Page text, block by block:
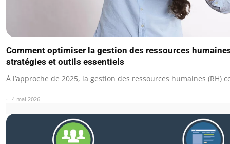
Comment optimiser la gestion des ressources
stratégies et outils essentiels
À l’approche de 2025, la gestion des ressources humaines (RH)
4 mai 2026